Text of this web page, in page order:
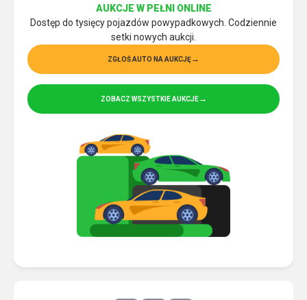
AUKCJE W PEŁNI ONLINE
Dostęp do tysięcy pojazdów powypadkowych. Codziennie
setki nowych aukcji.
ZGŁOŚ AUTO NA AUKCJĘ
ZOBACZ WSZYSTKIE AUKCJE